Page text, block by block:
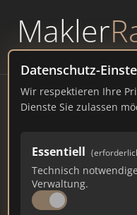
Makler
powered byWAVEPOINT
Datenschutz-
Wir respektieren Ihre
Dienste Sie zulassen
Essentiell
Technisch
Verwaltung.
Hersfeld –
HESSEN 30.846 EINWOHNER
73 454